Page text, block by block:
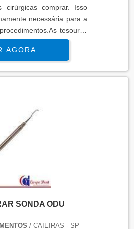
cirúrgicas comprar. Isso
necessária para a
tesouras
do aço inox, o que lhes
grande resistência e
podem passar por
e esterilização
Tesoura buck; Tesoura
AGORA
SONDA ODU
/ CAIEIRAS - SP